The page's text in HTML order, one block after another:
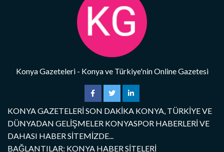
Konya Gazeteleri - Konya ve Türkiye'nin Online Gazetesi
KONYA GAZETELERİ SON DAKİKA KONYA, TÜRKİYE VE
DÜNYADAN GELİŞMELER KONYASPOR HABERLERİ VE
DAHASI HABER SİTEMİZDE...
BAĞLANTILAR: KONYA HABER SİTELERİ